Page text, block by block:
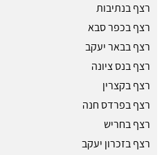
רצף בנתיבות
רצף בכפר סבא
רצף בבאר יעקב
רצף בנס ציונה
רצף בקצרין
רצף בפרדס חנה
רצף בחריש
רצף בזכרון יעקב